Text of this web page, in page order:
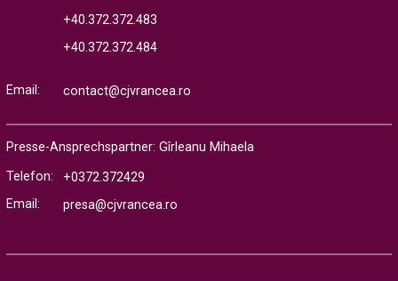
+40.372.372.483
+40.372.372.484
Email: contact@cjvrancea.ro
Presse-Ansprechspartner: Gîrleanu Mihaela
Telefon:
+0372.372429
Email:
presa@cjvrancea.ro